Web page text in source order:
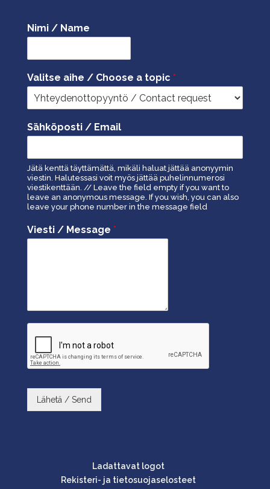
Nimi / Name
Valitse aihe / Choose a topic *
Sähköposti / Email
Jätä kenttä täyttämättä, mikäli haluat jättää anonyymin
viestin. Halutessasi voit myös jättää puhelinnumerosi
viestikenttään. // Leave the field empty if you want to
leave an anonymous message. If you wish, you can also
leave your phone number in the message field
Viesti / Message *
Lähetä / Send
Ladattavat logot
Rekisteri- ja tietosuojaselosteet